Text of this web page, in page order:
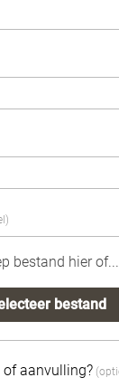
bestand hier of...
bestand
of aanvulling?